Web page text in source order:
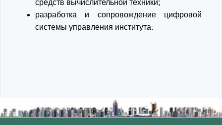
средств вычислительной техники;
разработка и сопровождение цифровой
системы управления института.